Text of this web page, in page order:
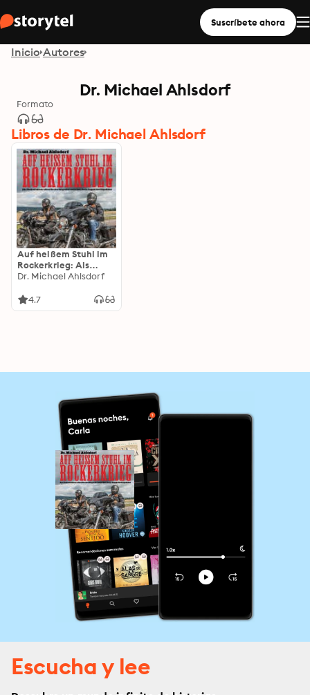
Suscríbete ahora
Inicio Autores
Dr. Michael Ahlsdorf
Formato
Libros de Dr. Michael Ahlsdorf
Auf heißem Stuhl im
Rockerkrieg: Als
Chefredakteur eines
zwischen Hells Angels
Dr. Michael Ahlsdorf
4.7
Escucha y lee